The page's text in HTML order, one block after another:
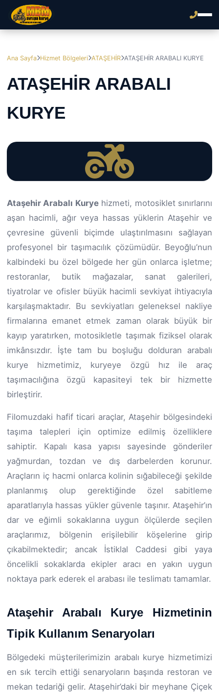
Ana Sayfa Hizmet Bölgeleri ATAŞEHİR ATAŞEHİR ARABALI KURYE
ATAŞEHİR ARABALI
KURYE
Ataşehir Arabalı Kuryehizmeti, motosiklet sınırlarını
aşan hacimli, ağır veya hassas yüklerin Ataşehir ve
çevresine güvenli biçimde ulaştırılmasını sağlayan
profesyonel bir taşımacılık çözümüdür. Beyoğlu’nun
kalbindeki bu özel bölgede her gün onlarca işletme;
restoranlar, butik mağazalar, sanat galerileri,
tiyatrolar ve ofisler büyük hacimli sevkiyat ihtiyacıyla
karşılaşmaktadır. Bu sevkiyatları geleneksel nakliye
firmalarına emanet etmek zaman olarak büyük bir
kayıp yaratırken, motosikletle taşımak fiziksel olarak
imkânsızdır. İşte tam bu boşluğu dolduran arabalı
kurye hizmetimiz, kuryeye özgü hız ile araç
taşımacılığına özgü kapasiteyi tek bir hizmette
birleştirir.
Filomuzdaki hafif ticari araçlar, Ataşehir bölgesindeki
taşıma talepleri için optimize edilmiş özelliklere
sahiptir. Kapalı kasa yapısı sayesinde gönderiler
yağmurdan, tozdan ve dış darbelerden korunur.
Araçların iç hacmi onlarca kolinin sığabileceği şekilde
planlanmış olup gerektiğinde özel sabitleme
aparatlarıyla hassas yükler güvenle taşınır. Ataşehir’ın
dar ve eğimli sokaklarına uygun ölçülerde seçilen
araçlarımız, bölgenin erişilebilir köşelerine girip
çıkabilmektedir; ancak İstiklal Caddesi gibi yaya
öncelikli sokaklarda ekipler aracı en yakın uygun
noktaya park ederek el arabası ile teslimatı tamamlar.
Ataşehir Arabalı Kurye Hizmetinin
Tipik Kullanım Senaryoları
Bölgedeki müşterilerimizin arabalı kurye hizmetimizi
en sık tercih ettiği senaryoların başında restoran ve
mekan tedariği gelir. Ataşehir’daki bir meyhane Çiçek